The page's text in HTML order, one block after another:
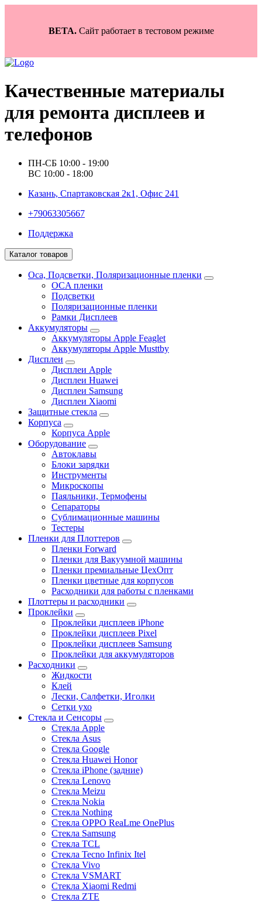
BETA.Сайт работает в тестовом режиме
Качественные материалы
для ремонта дисплеев и
телефонов
ПН-СБ 10:00 - 19:00
ВС 10:00 - 18:00
Казань, Спартаковская 2к1, Офис 241
+79063305667
Поддержка
Каталог товаров
Oca, Подсветки, Поляризационные пленки
OCA пленки
Подсветки
Поляризационные пленки
Рамки Дисплеев
Аккумуляторы
Аккумуляторы Apple Feaglet
Аккумуляторы Apple Musttby
Дисплеи
Дисплеи Apple
Дисплеи Huawei
Дисплеи Samsung
Дисплеи Xiaomi
Защитные стекла
Корпуса
Корпуса Apple
Оборудование
Автоклавы
Блоки зарядки
Инструменты
Микроскопы
Паяльники, Термофены
Сепараторы
Сублимационные машины
Тестеры
Пленки для Плоттеров
Пленки Forward
Пленки для Вакуумной машины
Пленки премиальные ЦехОпт
Пленки цветные для корпусов
Расходники для работы с пленками
Плоттеры и расходники
Проклейки
Проклейки дисплеев iPhone
Проклейки дисплеев Pixel
Проклейки дисплеев Samsung
Проклейки для аккумуляторов
Расходники
Жидкости
Клей
Лески, Салфетки, Иголки
Сетки ухо
Стекла и Сенсоры
Стекла Apple
Стекла Asus
Стекла Google
Стекла Huawei Honor
Стекла iPhone (задние)
Стекла Lenovo
Стекла Meizu
Стекла Nokia
Стекла Nothing
Стекла OPPO ReaLme OnePlus
Стекла Samsung
Стекла TCL
Стекла Tecno Infinix Itel
Стекла Vivo
Стекла VSMART
Стекла Xiaomi Redmi
Стекла ZTE